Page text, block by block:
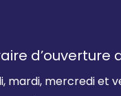
d’ouverture
mardi, mercredi et